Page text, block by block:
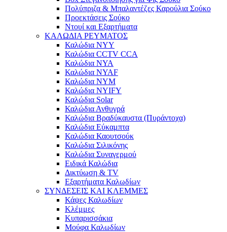
Πολύπριζα & Μπαλαντέζες Καρούλια Σούκο
Προεκτάσεις Σούκο
Ντουί και Εξαρτήματα
ΚΑΛΩΔΙΑ ΡΕΥΜΑΤΟΣ
Καλώδια NYY
Καλώδια CCTV CCA
Καλώδια NYA
Καλώδια NYAF
Καλώδια NYM
Καλώδια NYIFY
Καλώδια Solar
Καλώδια Ανθυγρά
Καλώδια Βραδύκαυστα (Πυράντοχα)
Καλώδια Εύκαμπτα
Καλώδια Καουτσούκ
Καλώδια Σιλικόνης
Καλώδια Συναγερμού
Ειδικά Καλώδια
Δικτύωση & TV
Εξαρτήματα Καλωδίων
ΣΥΝΔΕΣΕΙΣ ΚΑΙ ΚΛΕΜΜΕΣ
Κάψες Καλωδίων
Κλέμμες
Κυπαρισσάκια
Μούφα Καλωδίων